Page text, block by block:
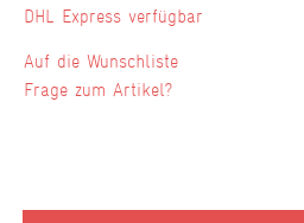
DHL Express verfügbar
Wunschliste
Frage zum Artikel?